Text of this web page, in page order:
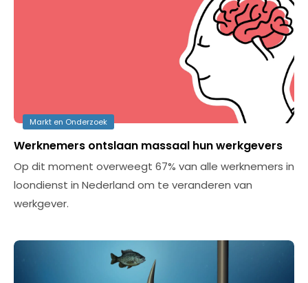
Markt en Onderzoek
Werknemers ontslaan massaal hun werkgevers
Op dit moment overweegt 67% van alle werknemers in
loondienst in Nederland om te veranderen van
werkgever.